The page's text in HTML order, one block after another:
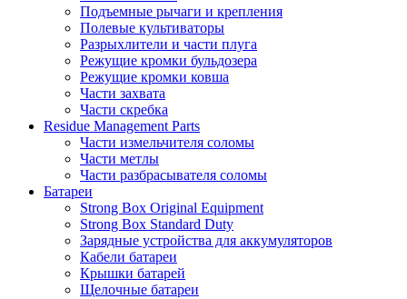
Подъемные рычаги и крепления
Полевые культиваторы
Разрыхлители и части плуга
Режущие кромки бульдозера
Режущие кромки ковша
Части захвата
Части скребка
Residue Management Parts
Части измельчителя соломы
Части метлы
Части разбрасывателя соломы
Батареи
Strong Box Original Equipment
Strong Box Standard Duty
Зарядные устройства для аккумуляторов
Кабели батареи
Крышки батарей
Щелочные батареи